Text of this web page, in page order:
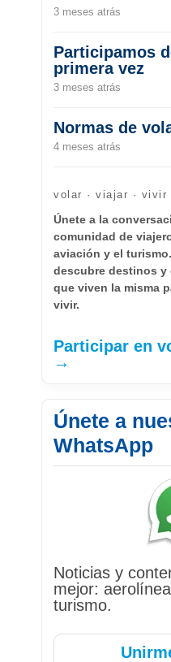
3 meses atrás
Participamos
primera vez
3 meses atrás
Normas de
4 meses atrás
volar · viajar · vivir
Únete a la
comunidad de
aviación y el
descubre destinos y
que viven la misma
vivir.
Participar en
→
Únete a
WhatsApp
Noticias y
mejor:
turismo.